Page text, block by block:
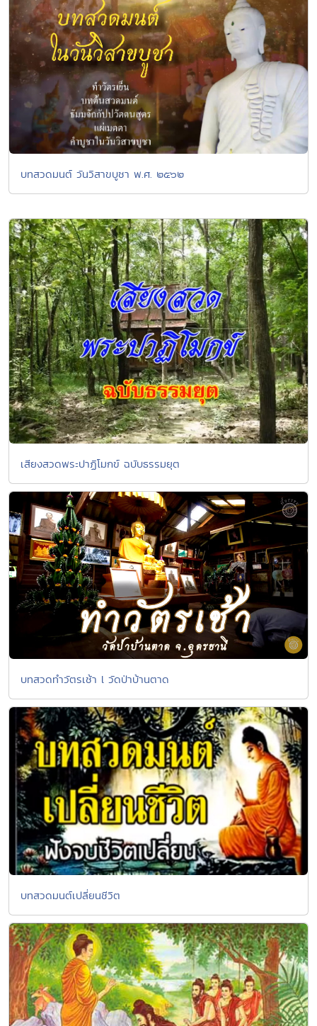
บทสวดมนต์ วันวิสาขบูชา พ.ศ. ๒๕๖๒
เสียงสวดพระปาฏิโมกข์ ฉบับธรรมยุต
บทสวดทำวัตรเช้า l วัดป่าบ้านตาด
บทสวดมนต์เปลี่ยนชีวิต